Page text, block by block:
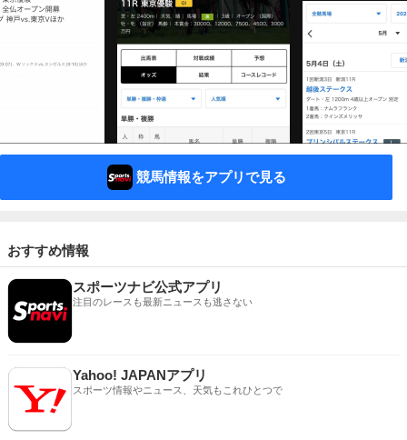
競馬情報をアプリで見る
おすすめ情報
スポーツナビ公式アプリ
注目のレースも最新ニュースも逃さない
Yahoo! JAPANアプリ
スポーツ情報やニュース、天気もこれひとつで